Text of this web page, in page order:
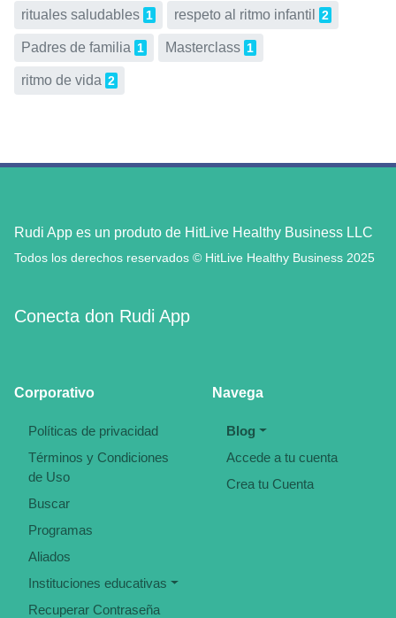
rituales saludables 1 respeto al ritmo infantil 2
Padres de familia 1 Masterclass 1
ritmo de vida 2
Rudi App es un produto de HitLive Healthy Business LLC
Todos los derechos reservados © HitLive Healthy Business 2025
Conecta don Rudi App
Corporativo
Políticas de privacidad
Términos y Condiciones
de Uso
Buscar
Programas
Aliados
Instituciones educativas
Recuperar Contraseña
Navega
Blog
Accede a tu cuenta
Crea tu Cuenta